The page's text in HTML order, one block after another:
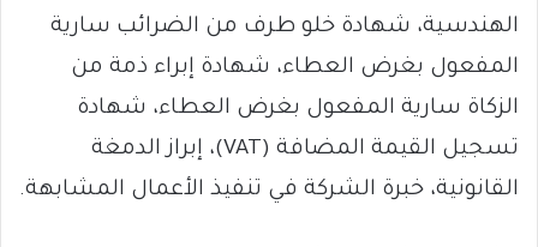
الهندسية، شهادة خلو طرف من الضرائب سارية
المفعول بغرض العطاء، شهادة إبراء ذمة من
الزكاة سارية المفعول بغرض العطاء، شهادة
تسجيل القيمة المضافة (VAT)، إبراز الدمغة
القانونية، خبرة الشركة في تنفيذ الأعمال المشابهة.